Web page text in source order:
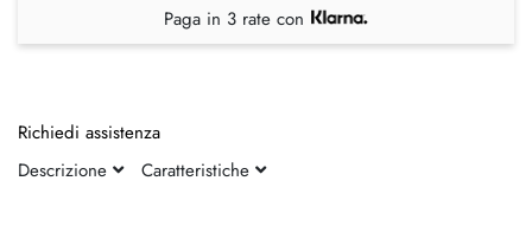
Paga in 3 rate con
Richiedi assistenza
Descrizione
Caratteristiche